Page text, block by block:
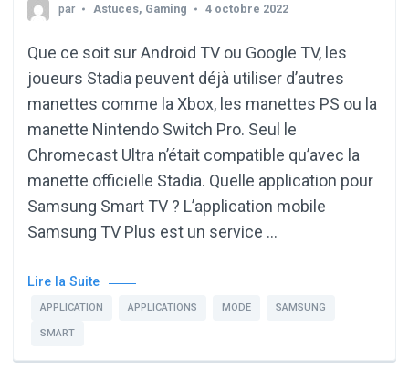
par Astuces, Gaming 4 octobre 2022
Que ce soit sur Android TV ou Google TV, les
joueurs Stadia peuvent déjà utiliser d’autres
manettes comme la Xbox, les manettes PS ou la
manette Nintendo Switch Pro. Seul le
Chromecast Ultra n’était compatible qu’avec la
manette officielle Stadia. Quelle application pour
Samsung Smart TV ? L’application mobile
Samsung TV Plus est un service …
Lire la Suite
APPLICATION APPLICATIONS MODE SAMSUNG
SMART